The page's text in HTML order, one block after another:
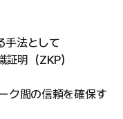
手法として
明（ZKP）
ク間の信頼を確保す